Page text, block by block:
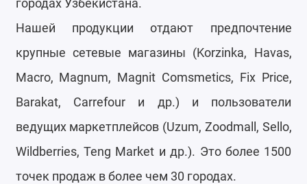
городах Узбекистана.
Нашей продукции отдают предпочтение
крупные сетевые магазины (Korzinka, Havas,
Macro, Magnum, Magnit Comsmetics, Fix Price,
Barakat, Carrefour и др.) и пользователи
ведущих маркетплейсов (Uzum, Zoodmall, Sello,
Wildberries, Teng Market и др.). Это более 1500
точек продаж в более чем 30 городах.